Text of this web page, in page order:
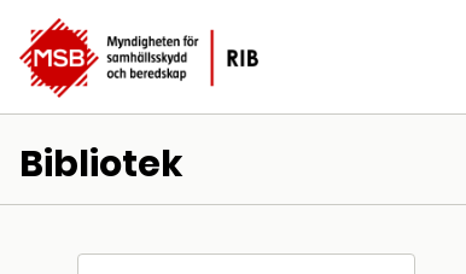
Bibliotek